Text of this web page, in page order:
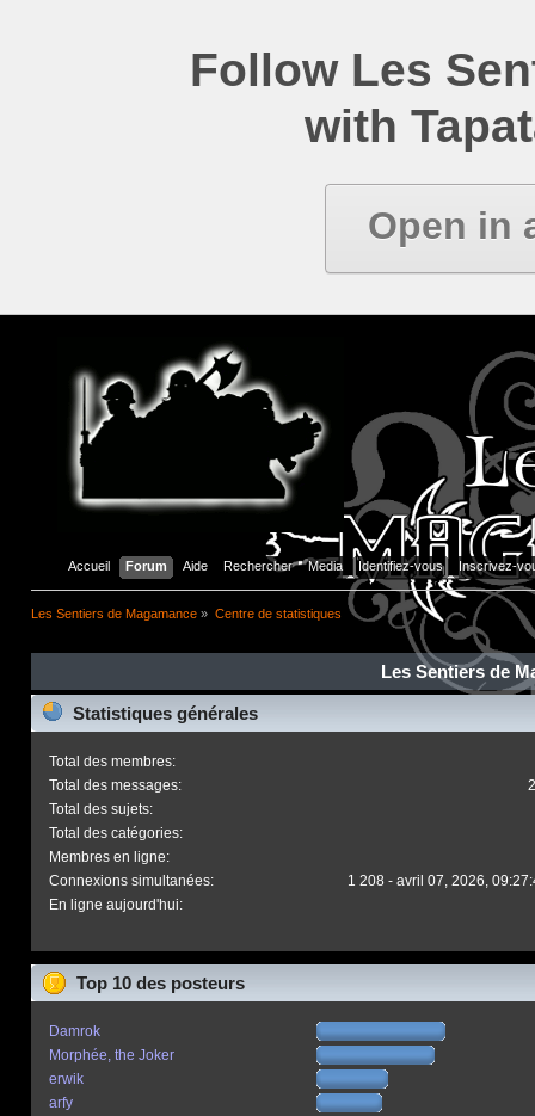
Follow Les
with
Open in
Accueil Forum Aide Rechercher Media Identifiez-vous Inscrivez-
Les Sentiers de Magamance » Centre de statistiques
Les Sentiers de
Statistiques générales
Total des membres:
Total des messages:
Total des sujets:
Total des catégories:
Membres en ligne:
Connexions simultanées:
1 208 - avril 07, 2026,
En ligne aujourd'hui:
Top 10 des posteurs
Damrok
Morphée, the Joker
erwik
arfy